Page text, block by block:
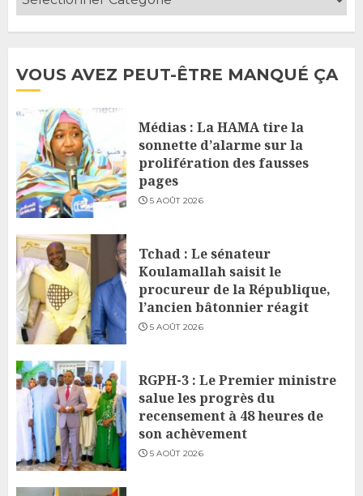
VOUS AVEZ PEUT-ÊTRE MANQUÉ ÇA
Médias : La HAMA tire la
sonnette d’alarme sur la
prolifération des fausses
pages
5 AOÛT 2026
Tchad : Le sénateur
Koulamallah saisit le
procureur de la République,
l’ancien bâtonnier réagit
5 AOÛT 2026
RGPH-3 : Le Premier ministre
salue les progrès du
recensement à 48 heures de
son achèvement
5 AOÛT 2026